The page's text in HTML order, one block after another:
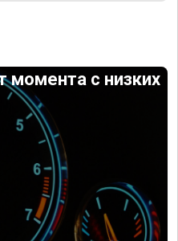
момента с низких